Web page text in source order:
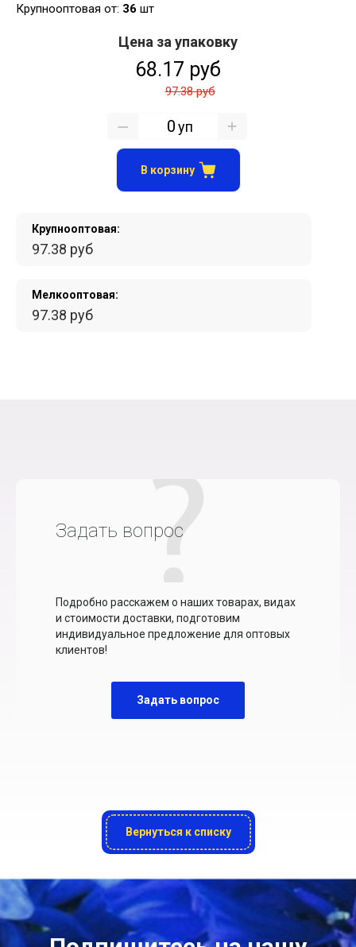
Крупнооптовая от: 36 шт
Крупнооптовая:
97.38 руб
Мелкооптовая:
97.38 руб
Цена за упаковку
68.17 руб
97.38 руб
уп
В корзину
Задать вопрос
Подробно расскажем о наших товарах, видах
и стоимости доставки, подготовим
индивидуальное предложение для оптовых
клиентов!
Задать вопрос
Вернуться к списку